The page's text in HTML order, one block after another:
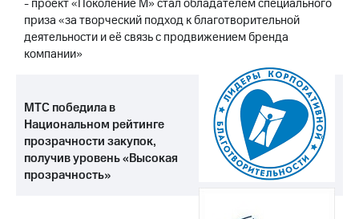
На главную
- проект «Поколение М» стал обладателем специального
приза «за творческий подход к благотворительной
деятельности и её связь с продвижением бренда
компании»
МТС победила в
Национальном рейтинге
прозрачности закупок,
получив уровень «Высокая
прозрачность»